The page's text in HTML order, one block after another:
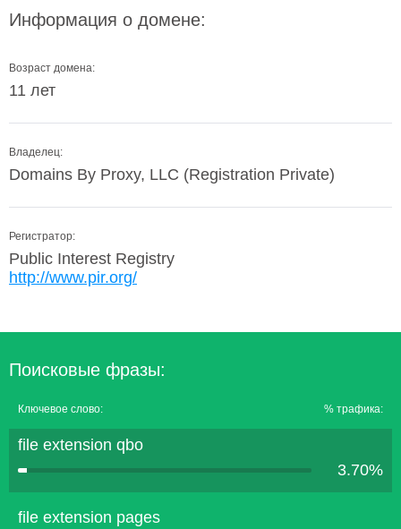
Информация о домене:
Возраст домена:
11 лет
Владелец:
Domains By Proxy, LLC (Registration Private)
Регистратор:
Public Interest Registry
http://www.pir.org/
Поисковые фразы:
Ключевое слово: % трафика:
file extension qbo
3.70%
file extension pages